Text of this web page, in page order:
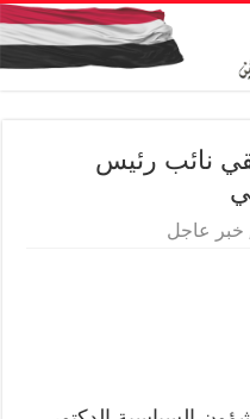
نائب رئيس
خبر عاجل